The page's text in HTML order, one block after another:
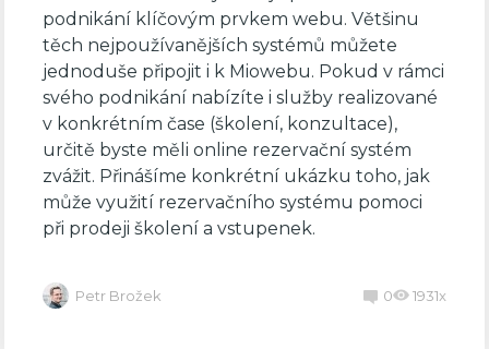
podnikání klíčovým prvkem webu. Většinu
těch nejpoužívanějších systémů můžete
jednoduše připojit i k Miowebu. Pokud v rámci
svého podnikání nabízíte i služby realizované
v konkrétním čase (školení, konzultace),
určitě byste měli online rezervační systém
zvážit. Přinášíme konkrétní ukázku toho, jak
může využití rezervačního systému pomoci
při prodeji školení a vstupenek.
Petr Brožek 0 1931x